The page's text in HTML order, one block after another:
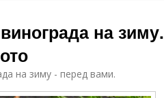
на зиму.
на зиму - перед вами.